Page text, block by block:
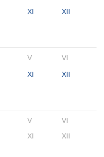
XI XII
V VI
XI XII
V
VI
XI XII